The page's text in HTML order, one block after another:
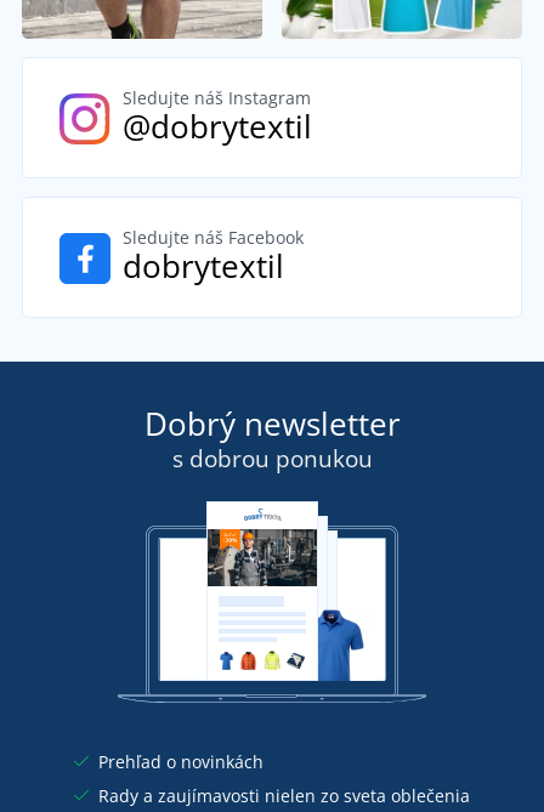
Sledujte náš Instagram
@dobrytextil
Sledujte náš Facebook
dobrytextil
Dobrý newsletter
s dobrou ponukou
Prehľad o novinkách
Rady a zaujímavosti nielen zo sveta oblečenia